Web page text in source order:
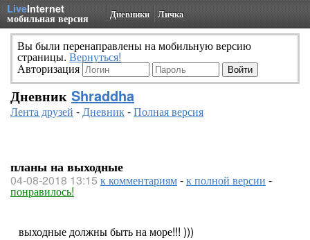
LiveInternet
мобильная версия Дневники Личка
Вы были перенаправлены на мобильную версию
страницы. Вернуться!
Авторизация
Дневник Shraddha
Лента друзей -Дневник-Полная версия
планы на выходные
04-08-2018 13:15 к комментариям-к полной версии -
понравилось!
выходные должны быть на море!!! )))